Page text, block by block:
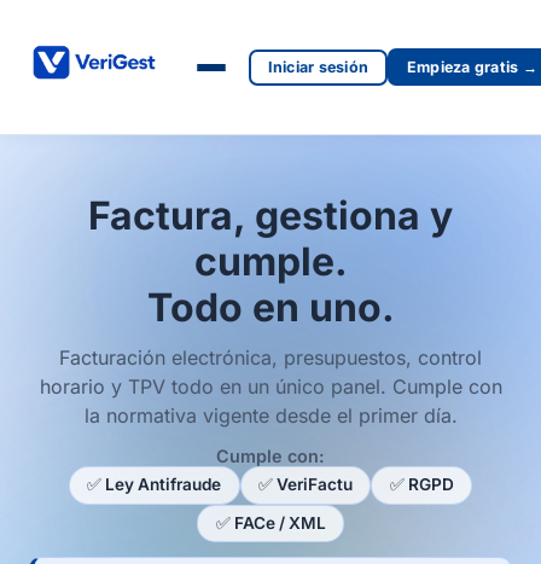
Iniciar sesión Empieza gratis →
Factura, gestiona y
cumple.
Todo en uno.
Facturación electrónica, presupuestos, control
horario y TPV todo en un único panel. Cumple con
la normativa vigente desde el primer día.
Cumple con:
✅ Ley Antifraude ✅ VeriFactu
✅ RGPD
✅ FACe / XML